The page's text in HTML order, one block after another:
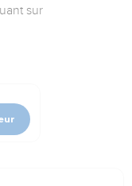
sur